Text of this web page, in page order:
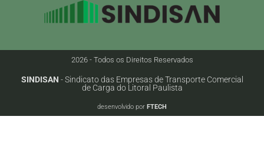
2026 - Todos os Direitos Reservados
SINDISAN - Sindicato das Empresas de Transporte Comercial
de Carga do Litoral Paulista
desenvolvido por FTECH